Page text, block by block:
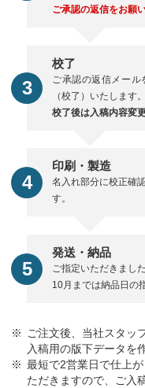
ご承認の返信をお願
校了
ご承認の返信メール
（校了）いたします。
校了後は入稿内容変
印刷・製造
名入れ部分に校正確
す。
発送・納品
ご指定いただきまし
10月までは納品日の
ご注文後、当社スタッ
入稿用の版下データを
最短で2営業日で仕上
ただきますので、ご入